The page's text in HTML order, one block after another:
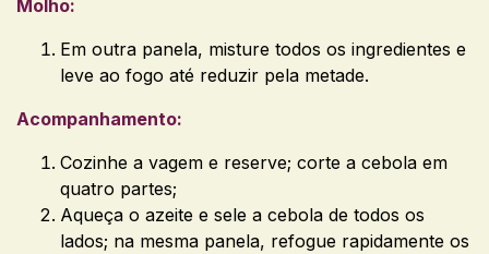
Molho:
Em outra panela, misture todos os ingredientes e
leve ao fogo até reduzir pela metade.
Acompanhamento:
Cozinhe a vagem e reserve; corte a cebola em
quatro partes;
Aqueça o azeite e sele a cebola de todos os
lados; na mesma panela, refogue rapidamente os